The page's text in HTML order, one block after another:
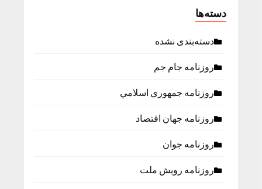
دسته‌ها
دسته‌بندی نشده
روزنامه جام جم
روزنامه جمهوري اسلامي
روزنامه جهان اقتصاد
روزنامه جوان
روزنامه رویش ملت